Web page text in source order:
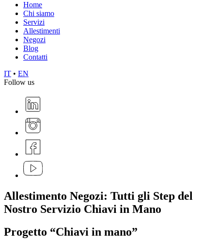
Home
Chi siamo
Servizi
Allestimenti
Negozi
Blog
Contatti
IT • EN
Follow us
Allestimento Negozi: Tutti gli Step del
Nostro Servizio Chiavi in Mano
Progetto “Chiavi in mano”